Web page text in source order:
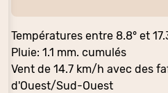
Températures entre 8.8° et
Pluie: 1.1 mm. cumulés
Vent de 14.7 km/h avec des
d'Ouest/Sud-Ouest